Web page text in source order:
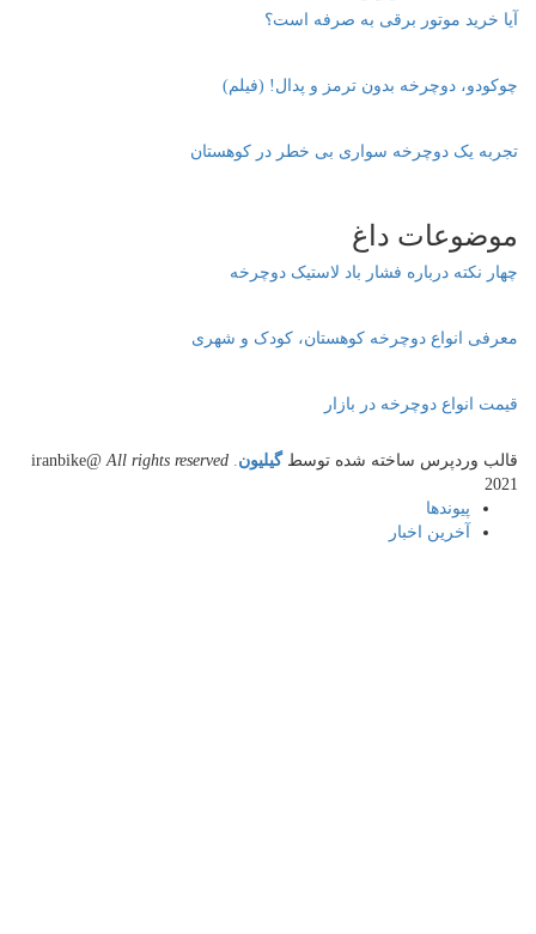
موتور برقی به صرفه است؟
دوچرخه بدون ترمز و پدال! (فیلم)
یک دوچرخه سواری بی خطر در کوهستان
داغ
درباره فشار باد لاستیک دوچرخه
انواع دوچرخه کوهستان، کودک و شهری
دوچرخه در بازار
وردپرس ساخته شده توسطگیلیون.
All rights reserved
@iranbike
پیوندها
آخرین اخبار